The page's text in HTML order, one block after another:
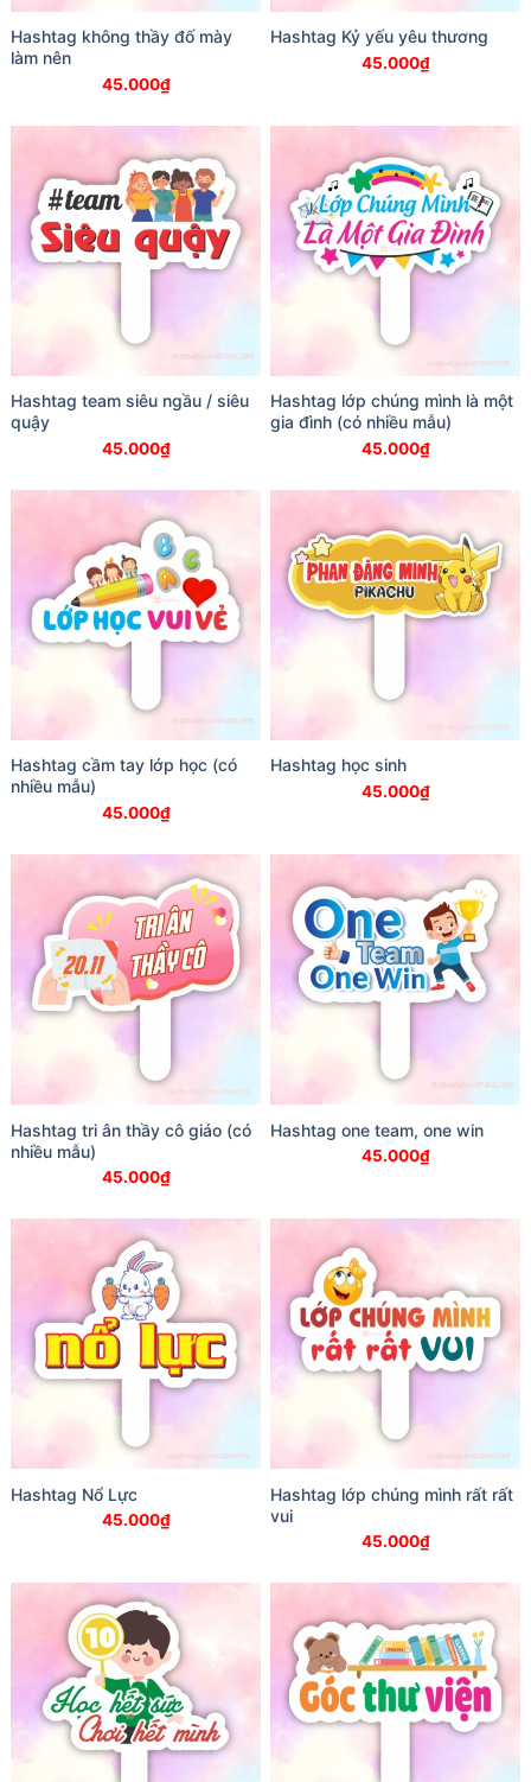
Hashtag không thầy đố mày
làm nên
45.000₫
Hashtag Kỷ yếu yêu thương
45.000₫
Hashtag team siêu ngầu / siêu
quậy
45.000₫
Hashtag lớp chúng mình là một
gia đình (có nhiều mẫu)
45.000₫
Hashtag cầm tay lớp học (có
nhiều mẫu)
45.000₫
Hashtag học sinh
45.000₫
Hashtag tri ân thầy cô giáo (có
nhiều mẫu)
45.000₫
Hashtag one team, one win
45.000₫
Hashtag Nổ Lực
45.000₫
Hashtag lớp chúng mình rất rất
vui
45.000₫